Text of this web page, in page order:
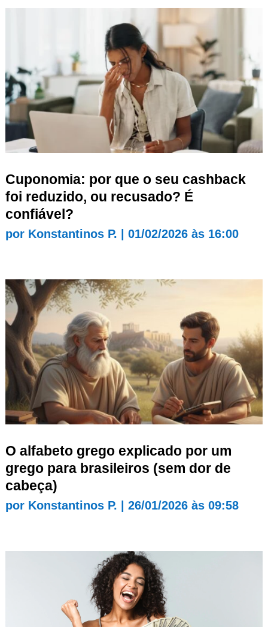
Cuponomia: por que o seu cashback
foi reduzido, ou recusado? É
confiável?
por Konstantinos P. 01/02/2026 às 16:00
O alfabeto grego explicado por um
grego para brasileiros (sem dor de
cabeça)
por Konstantinos P. 26/01/2026 às 09:58